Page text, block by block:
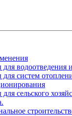
водоотведения
систем
сельского